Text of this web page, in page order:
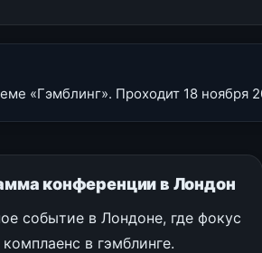
«Гэмблинг». Проходит 18 ноября
конференции в Лондон
событие в Лондоне, где фокус
в гэмблинге.